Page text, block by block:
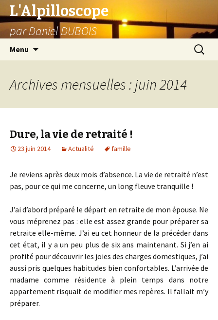
L'Alpilloscope
par Daniel DUBOIS
Menu
Archives mensuelles : juin 2014
Dure, la vie de retraité !
23 juin 2014 Actualité famille
Je reviens après deux mois d’absence. La vie de retraité n’est
pas, pour ce qui me concerne, un long fleuve tranquille !
J’ai d’abord préparé le départ en retraite de mon épouse. Ne
vous méprenez pas : elle est assez grande pour préparer sa
retraite elle-même. J’ai eu cet honneur de la précéder dans
cet état, il y a un peu plus de six ans maintenant. Si j’en ai
profité pour découvrir les joies des charges domestiques, j’ai
aussi pris quelques habitudes bien confortables. L’arrivée de
madame comme résidente à plein temps dans notre
appartement risquait de modifier mes repères. Il fallait m’y
préparer.